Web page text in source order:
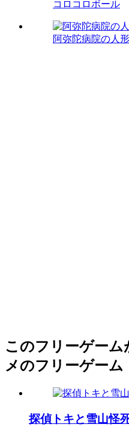
コロコロボール
阿弥陀病院の人形
このフリーゲーム
メのフリーゲーム
探偵トキと雪山怪